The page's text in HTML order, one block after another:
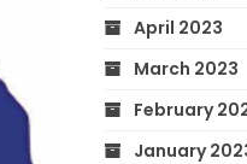
April 2023
March 2023
February
January